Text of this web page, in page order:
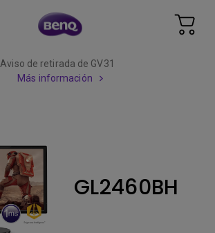
Aviso de retirada de GV31
Más información
GL2460BH